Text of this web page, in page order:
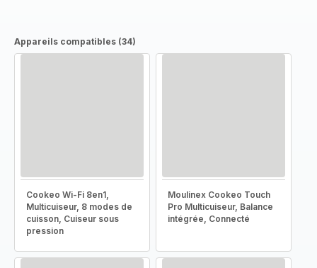
Appareils compatibles (34)
Cookeo Wi-Fi 8en1,
Multicuiseur, 8 modes de
cuisson, Cuiseur sous
pression
Moulinex Cookeo Touch
Pro Multicuiseur, Balance
intégrée, Connecté